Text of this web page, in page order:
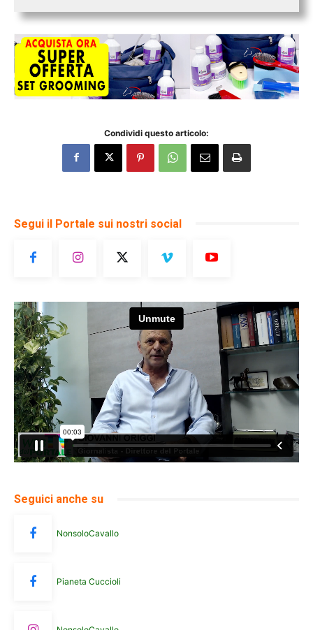
Condividi questo articolo:
Segui il Portale sui nostri social
Seguici anche su
NonsoloCavallo
Pianeta Cuccioli